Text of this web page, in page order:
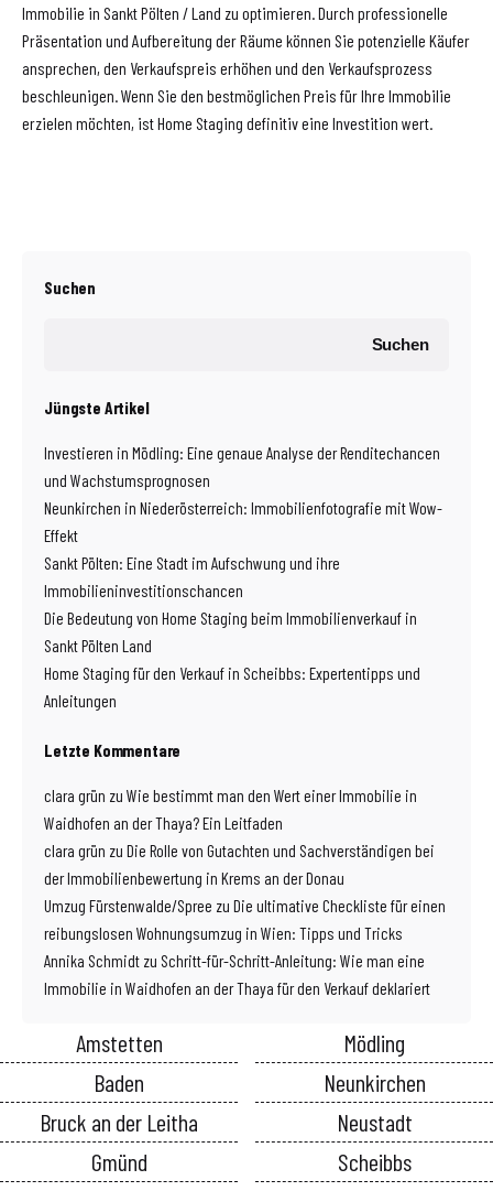
Immobilie in Sankt Pölten / Land zu optimieren. Durch professionelle
Präsentation und Aufbereitung der Räume können Sie potenzielle Käufer
ansprechen, den Verkaufspreis erhöhen und den Verkaufsprozess
beschleunigen. Wenn Sie den bestmöglichen Preis für Ihre Immobilie
erzielen möchten, ist Home Staging definitiv eine Investition wert.
Suchen
Suchen
Jüngste Artikel
Investieren in Mödling: Eine genaue Analyse der Renditechancen
und Wachstumsprognosen
Neunkirchen in Niederösterreich: Immobilienfotografie mit Wow-
Effekt
Sankt Pölten: Eine Stadt im Aufschwung und ihre
Immobilieninvestitionschancen
Die Bedeutung von Home Staging beim Immobilienverkauf in
Sankt Pölten Land
Home Staging für den Verkauf in Scheibbs: Expertentipps und
Anleitungen
Letzte Kommentare
clara grün zu Wie bestimmt man den Wert einer Immobilie in
Waidhofen an der Thaya? Ein Leitfaden
clara grün zu Die Rolle von Gutachten und Sachverständigen bei
der Immobilienbewertung in Krems an der Donau
Umzug Fürstenwalde/Spree zu Die ultimative Checkliste für einen
reibungslosen Wohnungsumzug in Wien: Tipps und Tricks
Annika Schmidt zu Schritt-für-Schritt-Anleitung: Wie man eine
Immobilie in Waidhofen an der Thaya für den Verkauf deklariert
Amstetten
Baden
Bruck an der Leitha
Gmünd
Mödling
Neunkirchen
Neustadt
Scheibbs